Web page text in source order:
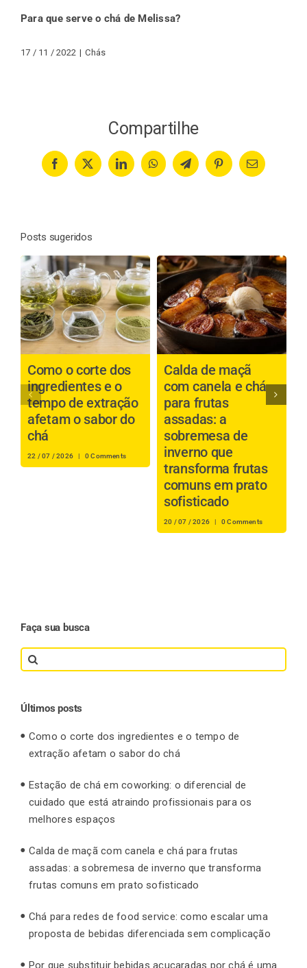
Para que serve o chá de Melissa?
17 / 11 / 2022 | Chás
Compartilhe
Facebook
X LinkedInWhatsAppTelegramPinterestEmail
Posts sugeridos
Como o corte dos
ingredientes e o
tempo de extração
afetam o sabor do
chá
22 / 07 / 2026 | 0 Comments
Calda de maçã
com canela e chá
para frutas
assadas: a
sobremesa de
inverno que
transforma frutas
comuns em prato
sofisticado
20 / 07 / 2026 | 0 Comments
Faça sua busca
Search
for:
Últimos posts
Como o corte dos ingredientes e o tempo de
extração afetam o sabor do chá
Estação de chá em coworking: o diferencial de
cuidado que está atraindo profissionais para os
melhores espaços
Calda de maçã com canela e chá para frutas
assadas: a sobremesa de inverno que transforma
frutas comuns em prato sofisticado
Chá para redes de food service: como escalar uma
proposta de bebidas diferenciada sem complicação
Por que substituir bebidas açucaradas por chá é uma